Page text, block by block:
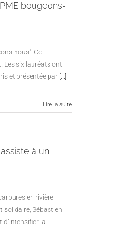
bougeons-
nous". Ce
Les six lauréats ont
et présentée par [...]
Lire la suite
à un
en rivière
solidaire, Sébastien
d’intensifier la